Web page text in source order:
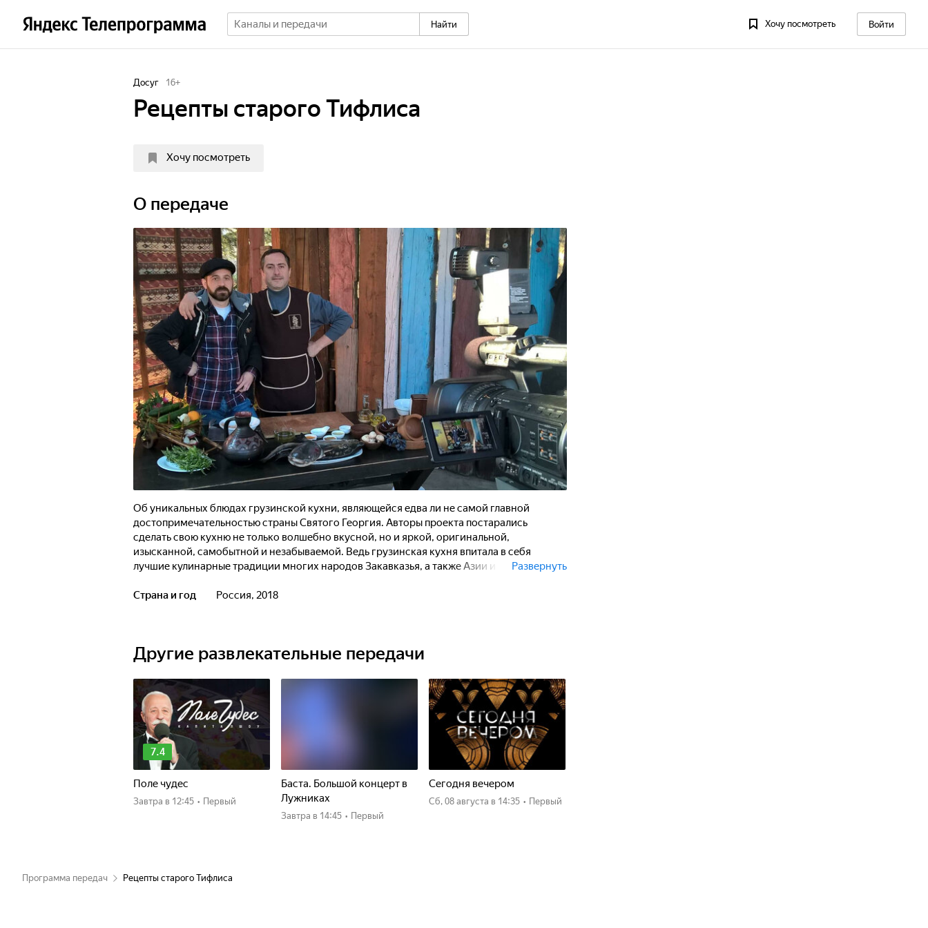
Найти Хочу посмотреть Войти
Досуг 16+
Рецепты старого Тифлиса
Хочу посмотреть
О передаче
Об уникальных блюдах грузинской кухни, являющейся едва ли не самой главной
достопримечательностью страны Святого Георгия. Авторы проекта постарались
сделать свою кухню не только волшебно вкусной, но и яркой, оригинальной,
изысканной, самобытной и незабываемой. Ведь грузинская кухня впитала в себя
лучшие кулинарные традиции многих народов Закавказья, а также Азии и
Развернуть
Страна и год Россия, 2018
Другие развлекательные передачи
7.4
Поле чудес
Завтра в 12:45 • Первый
Баста. Большой концерт в
Лужниках
Завтра в 14:45 • Первый
Сегодня вечером
сб, 08 августа в 14:35 • Первый
Программа передач Рецепты старого Тифлиса